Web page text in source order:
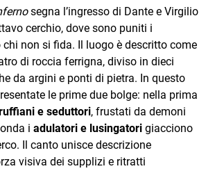
segna l’ingresso di Dante e Virgilio
cerchio, dove sono puniti i
non si fida. Il luogo è descritto come
di roccia ferrigna, diviso in dieci
da argini e ponti di pietra. In questo
le prime due bolge: nella prima
e seduttori, frustati da demoni
i adulatori e lusingatori giacciono
Il canto unisce descrizione
visiva dei supplizi e ritratti